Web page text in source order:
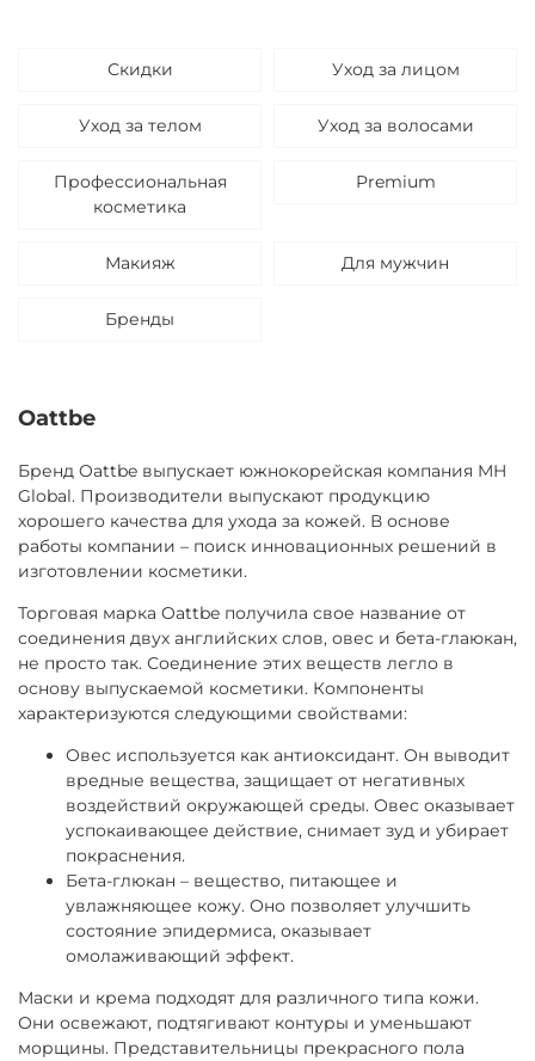
Скидки Уход за лицом
Уход за телом Уход за волосами
Профессиональная
косметика
Premium
Макияж Для мужчин
Бренды
Oattbe
Бренд Oattbe выпускает южнокорейская компания MH
Global. Производители выпускают продукцию
хорошего качества для ухода за кожей. В основе
работы компании – поиск инновационных решений в
изготовлении косметики.
Торговая марка Oattbe получила свое название от
соединения двух английских слов, овес и бета-глаюкан,
не просто так. Соединение этих веществ легло в
основу выпускаемой косметики. Компоненты
характеризуются следующими свойствами:
Овес используется как антиоксидант. Он выводит
вредные вещества, защищает от негативных
воздействий окружающей среды. Овес оказывает
успокаивающее действие, снимает зуд и убирает
покраснения.
Бета-глюкан – вещество, питающее и
увлажняющее кожу. Оно позволяет улучшить
состояние эпидермиса, оказывает
омолаживающий эффект.
Маски и крема подходят для различного типа кожи.
Они освежают, подтягивают контуры и уменьшают
морщины. Представительницы прекрасного пола